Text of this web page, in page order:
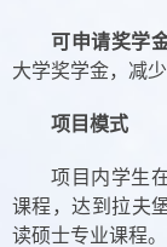
可申请奖学
大学奖学金，减
项目模式
项目内学生
课程，达到拉夫
读硕士专业课程。